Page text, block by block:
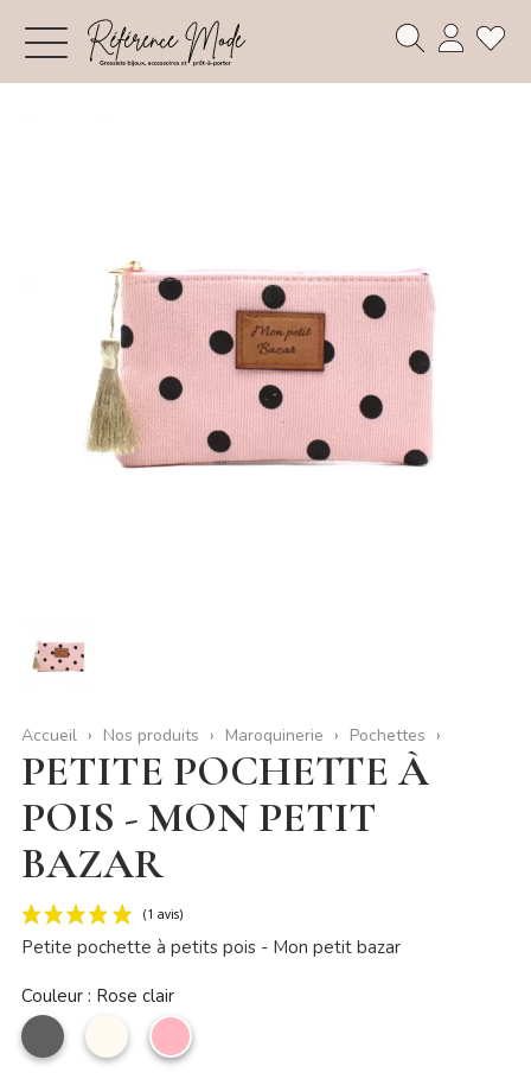
Accueil Nos produits Maroquinerie Pochettes
PETITE POCHETTE À
POIS - MON PETIT
BAZAR
Petite pochette à petits pois - Mon petit bazar
Couleur : Rose clair
Gris Beige
Rose
clair